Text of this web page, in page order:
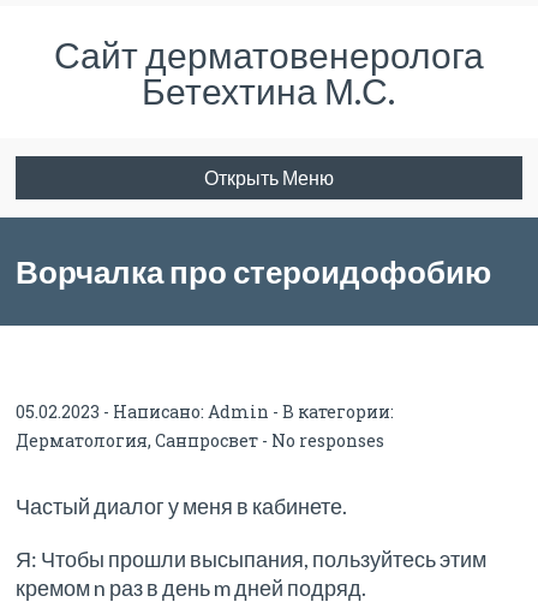
Сайт дерматовенеролога
Бетехтина М.С.
Открыть Меню
Ворчалка про стероидофобию
05.02.2023 - Написано:Admin - В категории:
Дерматология,Санпросвет - No responses
Частый диалог у меня в кабинете.
Я: Чтобы прошли высыпания, пользуйтесь этим
кремом n раз в день m дней подряд.